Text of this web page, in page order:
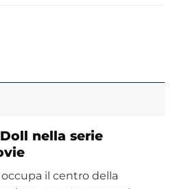
nella serie
il centro della